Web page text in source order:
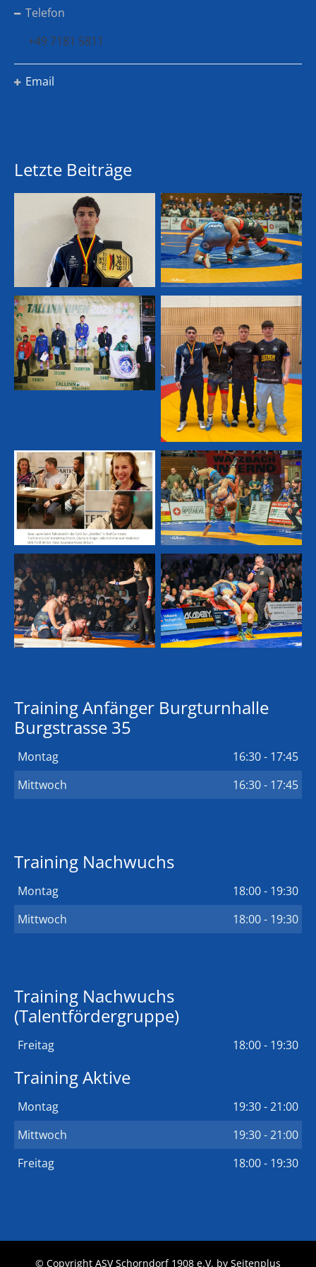
Telefon
+49 7181 5811
Email
Letzte Beiträge
Training Anfänger Burgturnhalle
Burgstrasse 35
Montag
16:30 - 17:45
Mittwoch
16:30 - 17:45
Training Nachwuchs
Montag
18:00 - 19:30
Mittwoch
18:00 - 19:30
Training Nachwuchs
(Talentfördergruppe)
Freitag 18:00 - 19:30
Training Aktive
Montag
19:30 - 21:00
Mittwoch
19:30 - 21:00
Freitag
18:00 - 19:30
© Copyright ASV Schorndorf 1908 e.V. by Seitenplus